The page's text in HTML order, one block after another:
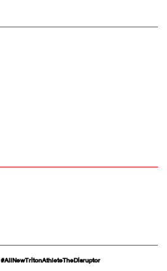
#AllNewTritonAthleteTheDisruptor